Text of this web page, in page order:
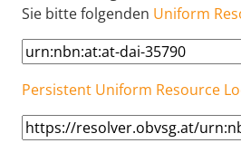
Sie bitte folgenden Uniform
Persistent Uniform Resource